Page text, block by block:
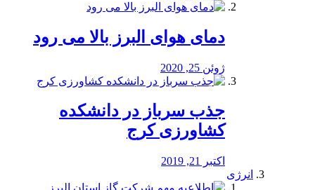
دمای هوای البرز بالا می رود
ژوئن 25, 2020
جذب سرباز در دانشکده
کشاورزی کرج
اکتبر 21, 2019
انرژی